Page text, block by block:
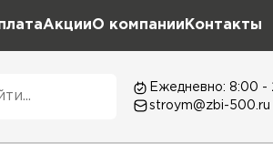
АкцииО компании Контакты
Ежедневно: 8:00 -
stroym@zbi-500.ru